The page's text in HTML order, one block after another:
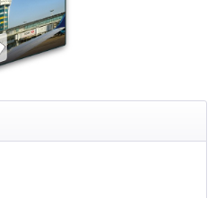
Mega Airport Berlin